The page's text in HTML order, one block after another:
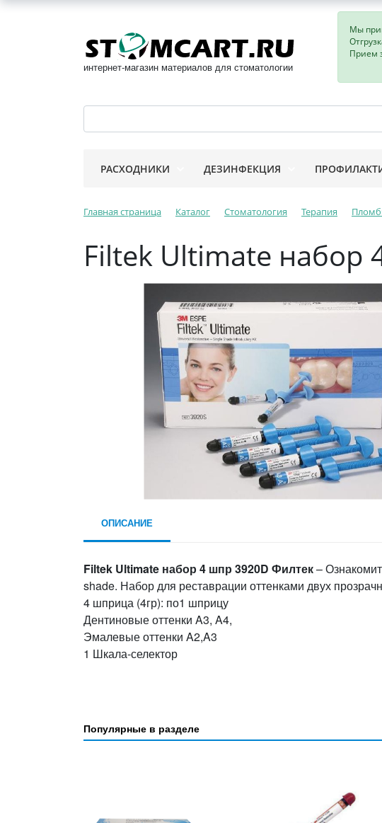
интернет-магазин материалов для стоматологии
Мы
Прием
РАСХОДНИКИ ДЕЗИНФЕКЦИЯ
Главная страница Каталог Стоматология Терапия
Filtek Ultimate набор
ОПИСАНИЕ
Filtek Ultimate набор 4 шпр 3920D Филтек–
shade. Набор для реставрации оттенками двух
4 шприца (4гр): по1 шприцу
Дентиновые оттенки A3, A4,
Эмалевые оттенки A2,A3
1 Шкала-селектор
Популярные в разделе